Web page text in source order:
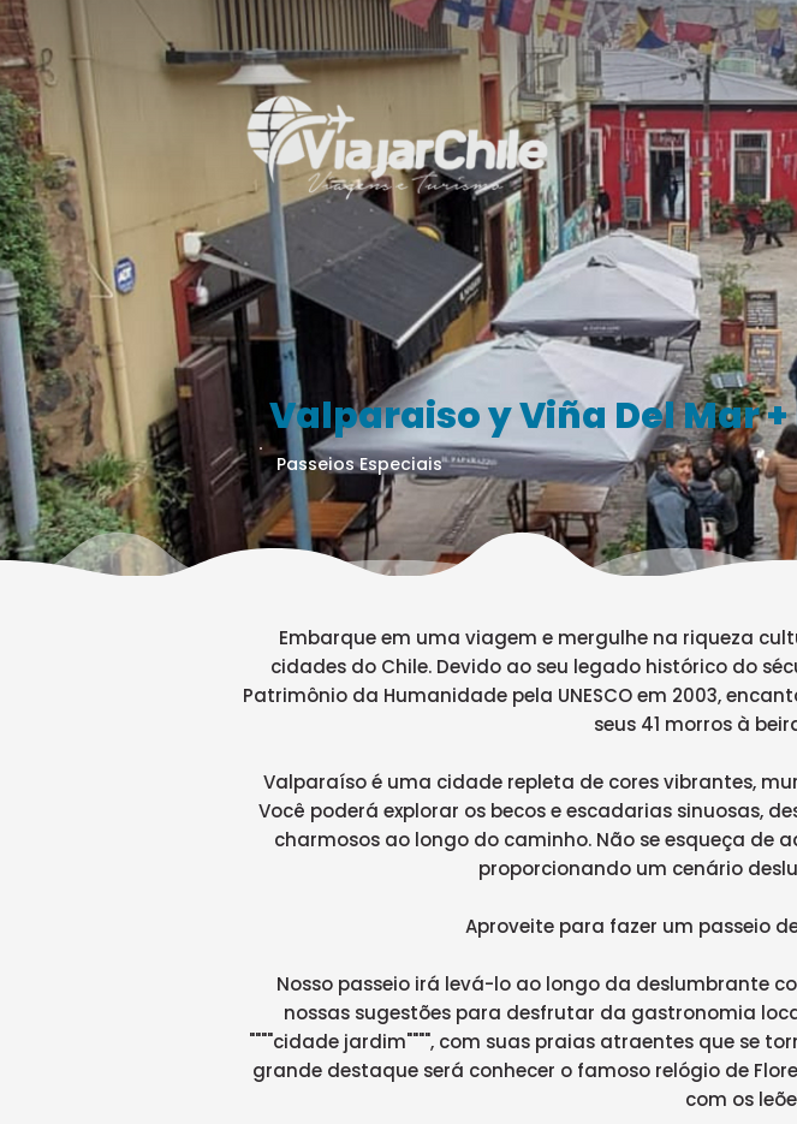
Valparaiso y Viña Del Mar
Passeios Especiais
Embarque em uma viagem e mergulhe na riqueza
cidades do Chile. Devido ao seu legado histórico do
Patrimônio da Humanidade pela UNESCO em 2003,
seus 41 morros à
Valparaíso é uma cidade repleta de cores vibrantes,
Você poderá explorar os becos e escadarias sinuosas,
charmosos ao longo do caminho. Não se esqueça de
proporcionando um cenário
Aproveite para fazer um passeio
Nosso passeio irá levá-lo ao longo da deslumbrante
nossas sugestões para desfrutar da gastronomia
""""cidade jardim"""", com suas praias atraentes que se
grande destaque será conhecer o famoso relógio de
com os